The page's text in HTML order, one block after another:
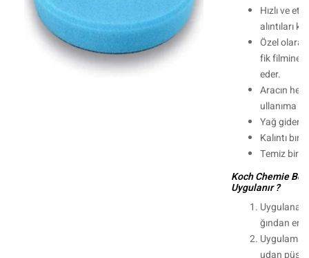
Hızlı ve
alıntıları
Özel
fik filmine
eder.
Aracın
ullanıma
Yağ
Kalıntı
Temiz bir
Koch Chemie
Uygulanır ?
ğından
Uygulama
udan